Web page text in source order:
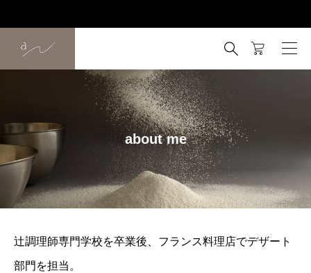

about me
辻調理師専門学校を卒業後、フランス料理店でデザート
部門を担当。